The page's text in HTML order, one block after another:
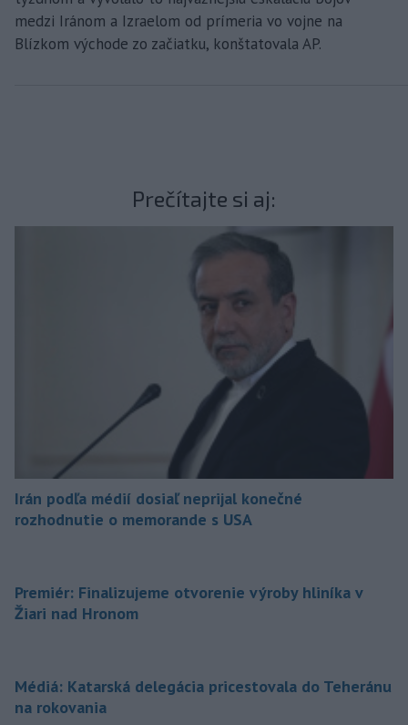
medzi Iránom a Izraelom od prímeria vo vojne na
Blízkom východe zo začiatku, konštatovala AP.
Prečítajte si aj:
Irán podľa médií dosiaľ neprijal konečné
rozhodnutie o memorande s USA
Premiér: Finalizujeme otvorenie výroby hliníka v
Žiari nad Hronom
Médiá: Katarská delegácia pricestovala do Teheránu
na rokovania